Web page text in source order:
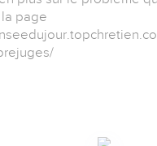
page